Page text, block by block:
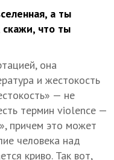
а ты
скажи, что ты
она
и жестокость
— не
термин violence —
причем это может
человека над
криво. Так вот,